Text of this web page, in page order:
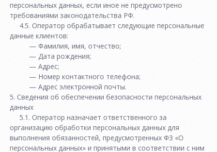
персональных данных, если иное не предусмотрено
требованиями законодательства РФ.
4.5. Оператор обрабатывает следующие персональные
данные клиентов:
— Фамилия, имя, отчество;
— Дата рождения;
— Адрес;
— Номер контактного телефона;
— Адрес электронной почты.
5. Сведения об обеспечении безопасности персональных
данных
5.1. Оператор назначает ответственного за
организацию обработки персональных данных для
выполнения обязанностей, предусмотренных ФЗ «О
персональных данных» и принятыми в соответствии с ним